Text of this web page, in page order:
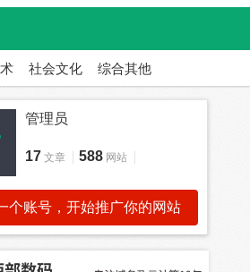
社会文化 综合其他
管理员
17 文章 588 网站
个账号，开始推广你的网站